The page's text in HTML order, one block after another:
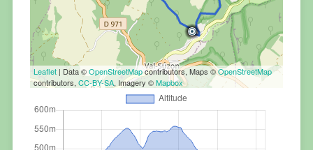
Leaflet| Data ©OpenStreetMapcontributors, Maps ©OpenStreetMap
contributors, CC-BY-SA, Imagery ©Mapbox